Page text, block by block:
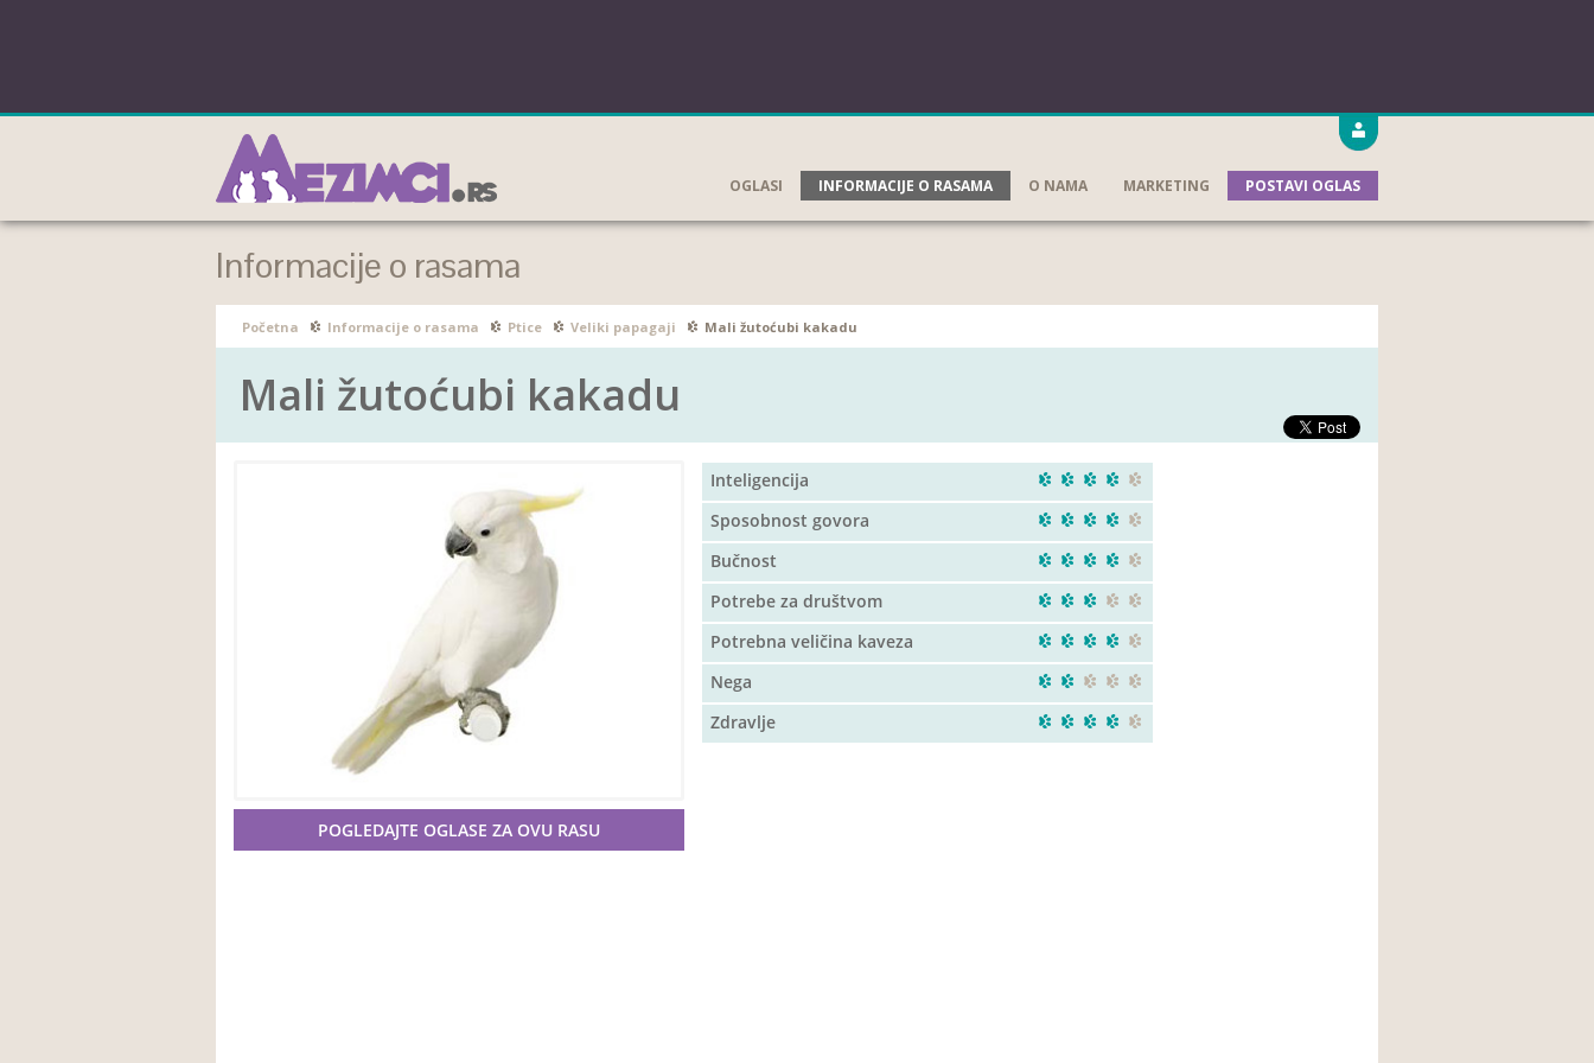
OGLASI INFORMACIJE O RASAMA O NAMA MARKETING POSTAVI OGLAS
Informacije o rasama
Početna Informacije o rasama Ptice Veliki papagaji Mali žutoćubi kakadu
Mali žutoćubi kakadu
POGLEDAJTE OGLASE ZA OVU RASU
Inteligencija
Sposobnost govora
Bučnost
Potrebe za društvom
Potrebna veličina kaveza
Nega
Zdravlje